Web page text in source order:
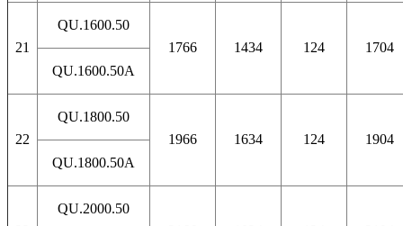
21
QU.1600.50
1766
1434 124
1704
QU.1600.50A
22
QU.1800.50
1966
1634 124
1904
QU.1800.50A
QU.2000.50